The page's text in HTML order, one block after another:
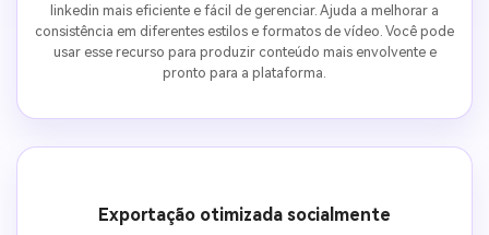
linkedin mais eficiente e fácil de gerenciar. Ajuda a melhorar a
consistência em diferentes estilos e formatos de vídeo. Você pode
usar esse recurso para produzir conteúdo mais envolvente e
pronto para a plataforma.
Exportação otimizada socialmente